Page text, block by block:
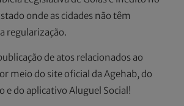
onde as cidades não têm
regularização.
de atos relacionados ao
meio do site oficial da Agehab, do
e do aplicativo Aluguel Social!